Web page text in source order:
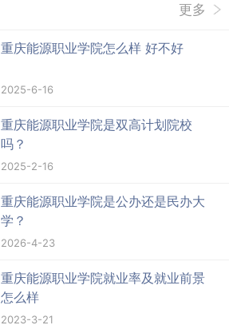
更多
重庆能源职业学院怎么样 好不好
2025-6-16
重庆能源职业学院是双高计划院校
吗？
2025-2-16
重庆能源职业学院是公办还是民办大
学？
2026-4-23
重庆能源职业学院就业率及就业前景
怎么样
2023-3-21